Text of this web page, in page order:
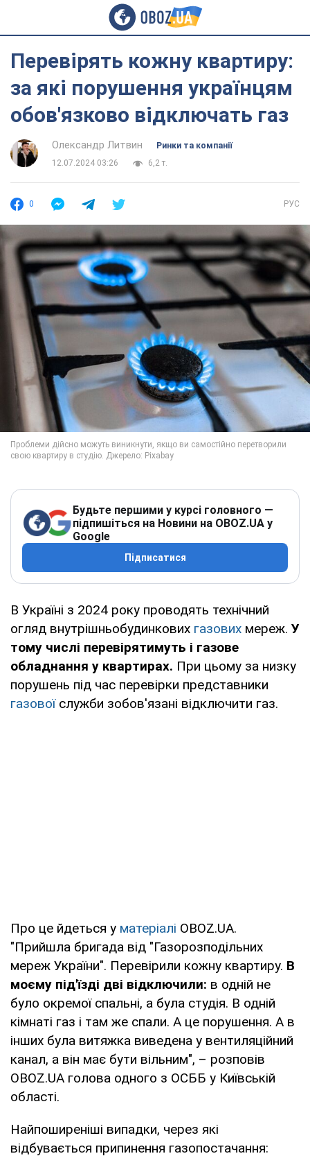
Перевірять кожну квартиру:
за які порушення українцям
обов'язково відключать газ
Олександр Литвин
Ринки та компанії
12.07.2024 03:26
6,2 т.
0 РУС
Будьте першими у курсі головного —
підпишіться на Новини на OBOZ.UA у
Google
Підписатися
В Україні з 2024 року проводять технічний
огляд внутрішньобудинкових газових мереж. У
тому числі перевірятимуть і газове
обладнання у квартирах. При цьому за низку
порушень під час перевірки представники
газовоїслужби зобов'язані відключити газ.
Про це йдеться у матеріалі OBOZ.UA.
"Прийшла бригада від "Газорозподільних
мереж України". Перевірили кожну квартиру. В
моєму під'їзді дві відключили: в одній не
було окремої спальні, а була студія. В одній
кімнаті газ і там же спали. А це порушення. А в
інших була витяжка виведена у вентиляційний
канал, а він має бути вільним", – розповів
OBOZ.UA голова одного з ОСББ у Київській
області.
Найпоширеніші випадки, через які
відбувається припинення газопостачання: